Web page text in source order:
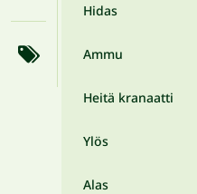
Hidas
Ammu
Heitä kranaatti
Ylös
Alas